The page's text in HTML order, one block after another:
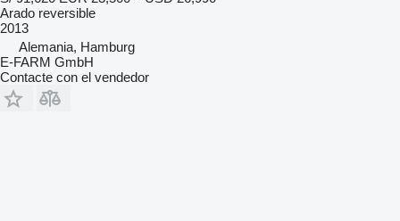
Arado reversible
2013
Alemania, Hamburg
E-FARM GmbH
Contacte con el vendedor